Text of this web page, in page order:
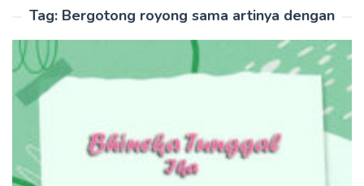
Tag: Bergotong royong sama artinya dengan